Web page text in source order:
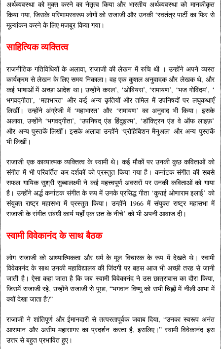
अर्थव्यवस्था को मुक्त करने का नेतृत्व किया और भारतीय अर्थव्यवस्था को मानकीकृत
किया गया, जिसके परिणामस्वरूप लोगों को राजाजी और उनकी ‘स्वतंत्र पार्टी का फिर से
मूल्यांकन करने के लिए मजबूर किया गया।
साहित्यिक व्यक्तित्व
राजनीतिक गतिविधियों के अलावा, राजाजी की लेखन में रुचि थी । उन्होंने अपने व्यस्त
कार्यक्रम से लेखन के लिए समय निकाला। वह एक कुशल अनुवादक और लेखक थे, और
कई भाषाओं में अच्छा आदेश था। उन्होंने करल’, ‘ओबियस’, ‘रामायण’, ‘भज गोविंदम’, ‘
भगवद्गीता’, ‘महाभारत’ और कई अन्य कृतियों और तमिल में उपनिषदों पर लघुकथाएँ
लिखीं। उन्होंने अंग्रेजी में ‘महाभारत’ और ‘रामायण’ का अनुवाद भी किया। इसके
अलावा, उन्होंने ‘भगवद्गीता’, ‘उपनिषद् एंड हिंदुइज्म’, ‘डॉक्ट्रिन एंड वे ऑफ लाइफ़’
और अन्य पुस्तकें लिखीं। इसके अलावा उन्होंने ‘प्रोहिबिशन मैनुअल’ और अन्य पुस्तकें
भी लिखीं।
राजाजी एक काव्यात्मक व्यक्तित्व के स्वामी थे। कई मौकों पर उनकी कुछ कविताओं को
संगीत में भी परिवर्तित कर दर्शकों को प्रस्तुत किया गया है। कर्नाटक संगीत की सबसे
सफल गायिक सुश्री सुब्बालक्ष्मी ने कई महत्त्वपूर्ण अवसरों पर उनकी कविताओं को गाया
है। उन्होंने अर्द्ध कर्नाटक संगीत के रूप में उनके प्रसिद्ध गीता ‘कुराई ओणाराम इलाई’ को
संयुक्त राष्ट्र महासभा में प्रस्तुत किया। उन्होंने 1966 में संयुक्त राष्ट्र महासभा में
राजाजी के संगीत संबंधी कार्य यहाँ एक छत के नीचे’ को भी अपनी आवाज दी।
स्वामी विवेकानंद के साथ बैठक
लोग राजाजी को आध्यात्मिकता और धर्म के मूल विचारक के रूप में देखते थे। स्वामी
विवेकानंद के साथ उनकी महाविद्यालय की जिंदगी पर बहस आज भी अच्छी तरह से जानी
जाती है। ऐसा कहा जाता है कि जब स्वामी विवेकानंद ने उस छात्रावास का दौरा किया,
जिसमें राजाजी रहे, उन्होंने राजाजी से पूछा, “भगवान विष्णु को सभी चिह्नों में नीली आभा में
क्यों देखा जाता है?”
राजाजी ने शांतिपूर्ण और ईमानदारी से तत्परतापूर्वक जवाब दिया, “उनका स्वरूप अनंत
आसमान और असीम महासागर का प्रदर्शन करता है, इसलिए।” स्वामी विवेकानंद इस
उत्तर से बहुत प्रभावित हुए।